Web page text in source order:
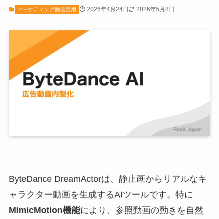
マーケティング動画活用 2026年4月24日 2026年5月8日
ByteDance DreamActorは、静止画からリアルなキ
ャラクター動画を生成するAIツールです。特に
MimicMotion機能により、参照動画の動きを自然